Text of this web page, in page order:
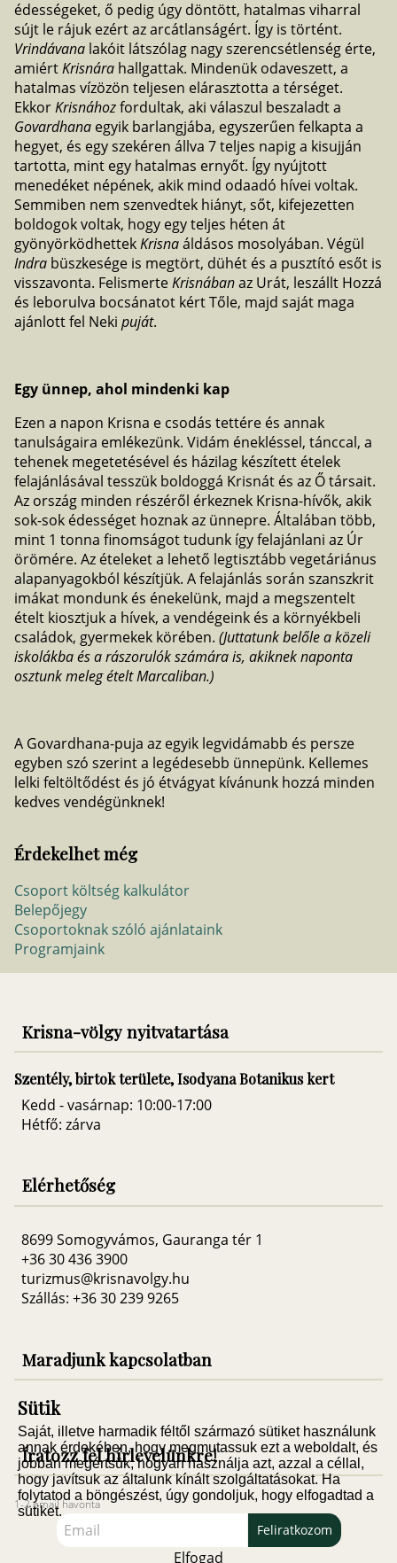
édességeket, ő pedig úgy döntött, hatalmas viharral
sújt le rájuk ezért az arcátlanságért. Így is történt.
Vrindávana lakóit látszólag nagy szerencsétlenség érte,
amiértKrisnára hallgattak. Mindenük odaveszett, a
hatalmas vízözön teljesen elárasztotta a térséget.
EkkorKrisnáhozfordultak, aki válaszul beszaladt a
Govardhana egyik barlangjába, egyszerűen felkapta a
hegyet, és egy szekéren állva 7 teljes napig a kisujján
tartotta, mint egy hatalmas ernyőt. Így nyújtott
menedéket népének, akik mind odaadó hívei voltak.
Semmiben nem szenvedtek hiányt, sőt, kifejezetten
boldogok voltak, hogy egy teljes héten át
gyönyörködhettekKrisnaáldásos mosolyában. Végül
Indra büszkesége is megtört, dühét és a pusztító esőt is
visszavonta. FelismerteKrisnábanaz Urát, leszállt Hozzá
és leborulva bocsánatot kért Tőle, majd saját maga
ajánlott fel Neki puját.
Egy ünnep, ahol mindenki kap
Ezen a napon Krisna e csodás tettére és annak
tanulságaira emlékezünk. Vidám énekléssel, tánccal, a
tehenek megetetésével és házilag készített ételek
felajánlásával tesszük boldoggá Krisnát és az Ő társait.
Az ország minden részéről érkeznek Krisna-hívők, akik
sok-sok édességet hoznak az ünnepre. Általában több,
mint 1 tonna finomságot tudunk így felajánlani az Úr
örömére. Az ételeket a lehető legtisztább vegetáriánus
alapanyagokból készítjük. A felajánlás során szanszkrit
imákat mondunk és énekelünk, majd a megszentelt
ételt kiosztjuk a hívek, a vendégeink és a környékbeli
családok, gyermekek körében. (Juttatunk belőle a közeli
iskolákba és a rászorulók számára is, akiknek naponta
osztunk meleg ételt Marcaliban.)
A Govardhana-puja az egyik legvidámabb és persze
egyben szó szerint a legédesebb ünnepünk. Kellemes
lelki feltöltődést és jó étvágyat kívánunk hozzá minden
kedves vendégünknek!
Érdekelhet még
Csoport költség kalkulátor
Belepőjegy
Csoportoknak szóló ajánlataink
Programjaink
Sütik
Saját, illetve harmadik féltől származó sütiket használunk
annak érdekében, hogy megmutassuk ezt a weboldalt, és
jobban megértsük, hogyan használja azt, azzal a céllal,
hogy javítsuk az általunk kínált szolgáltatásokat. Ha
folytatod a böngészést, úgy gondoljuk, hogy elfogadtad a
sütiket.
Elfogad
Krisna-völgy nyitvatartása
Szentély, birtok területe, Isodyana Botanikus kert
Kedd - vasárnap: 10:00-17:00
Hétfő: zárva
Elérhetőség
8699 Somogyvámos, Gauranga tér 1
+36 30 436 3900
turizmus@krisnavolgy.hu
Szállás: +36 30 239 9265
Maradjunk kapcsolatban
Íratozz fel hírlevelünkre!
1-2 email havonta
Feliratkozom